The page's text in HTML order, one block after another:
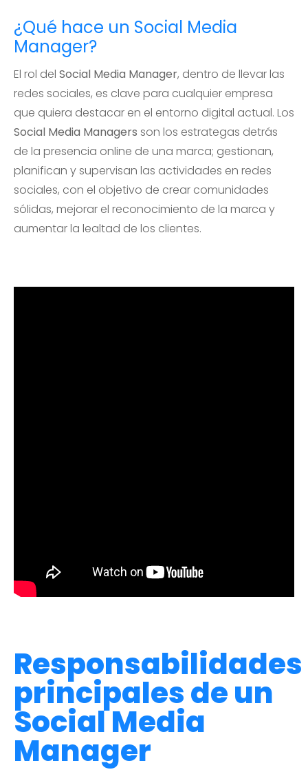
¿Qué hace un Social Media
Manager?
El rol del Social Media Manager, dentro de llevar las
redes sociales, es clave para cualquier empresa
que quiera destacar en el entorno digital actual. Los
Social Media Managers son los estrategas detrás
de la presencia online de una marca; gestionan,
planifican y supervisan las actividades en redes
sociales, con el objetivo de crear comunidades
sólidas, mejorar el reconocimiento de la marca y
aumentar la lealtad de los clientes.
Responsabilidades
principales de un
Social Media
Manager